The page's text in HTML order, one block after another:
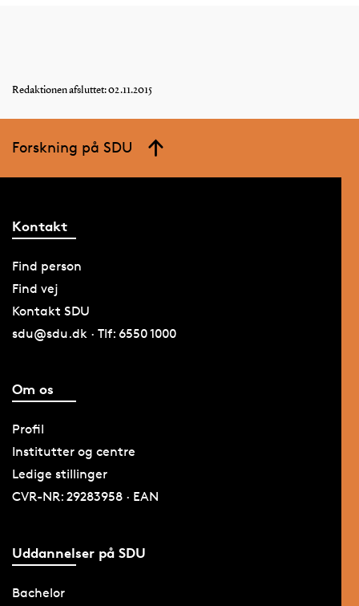
Redaktionen afsluttet: 02.11.2015
Forskning på SDU
Kontakt
Find person
Find vej
Kontakt SDU
sdu@sdu.dk · Tlf: 6550 1000
Om os
Profil
Institutter og centre
Ledige stillinger
CVR-NR: 29283958 · EAN
Uddannelser på SDU
Bachelor